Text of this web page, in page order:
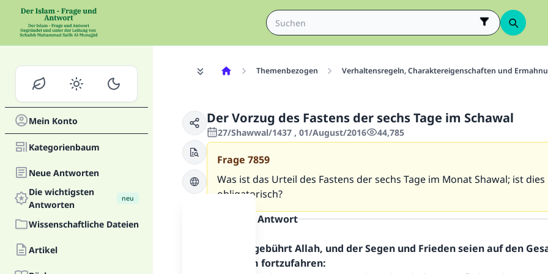
Mein Konto
Kategorienbaum
Neue Antworten
Die wichtigsten
Antworten
neu
Wissenschaftliche Dateien
Artikel
Themenbezogen Verhaltensregeln, Charaktereigenschaften und
Der Vorzug des Fastens der sechs Tage im Schawal
27/Shawwal/1437 , 01/August/2016 44,785
Frage 7859
Was ist das Urteil des Fastens der sechs Tage im Monat Shawal; ist dies
obligatorisch?
Inhalt der Antwort
Alles Lob gebührt Allah, und der Segen und Frieden seien auf den
Allahs. Um fortzufahren: